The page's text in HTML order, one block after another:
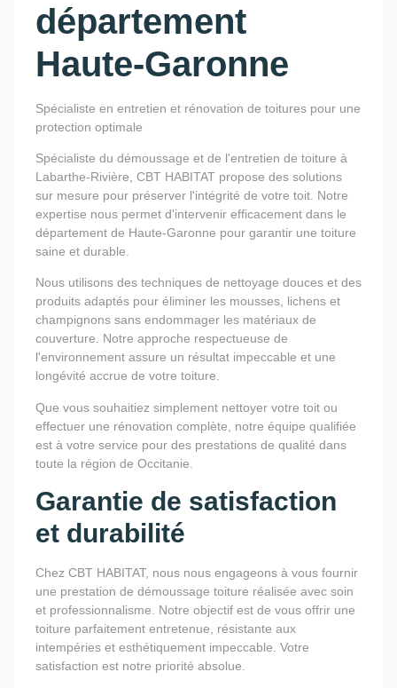
département
Haute-Garonne
Spécialiste en entretien et rénovation de toitures pour une
protection optimale
Spécialiste du démoussage et de l'entretien de toiture à
Labarthe-Rivière, CBT HABITAT propose des solutions
sur mesure pour préserver l'intégrité de votre toit. Notre
expertise nous permet d'intervenir efficacement dans le
département de Haute-Garonne pour garantir une toiture
saine et durable.
Nous utilisons des techniques de nettoyage douces et des
produits adaptés pour éliminer les mousses, lichens et
champignons sans endommager les matériaux de
couverture. Notre approche respectueuse de
l'environnement assure un résultat impeccable et une
longévité accrue de votre toiture.
Que vous souhaitiez simplement nettoyer votre toit ou
effectuer une rénovation complète, notre équipe qualifiée
est à votre service pour des prestations de qualité dans
toute la région de Occitanie.
Garantie de satisfaction
et durabilité
Chez CBT HABITAT, nous nous engageons à vous fournir
une prestation de démoussage toiture réalisée avec soin
et professionnalisme. Notre objectif est de vous offrir une
toiture parfaitement entretenue, résistante aux
intempéries et esthétiquement impeccable. Votre
satisfaction est notre priorité absolue.